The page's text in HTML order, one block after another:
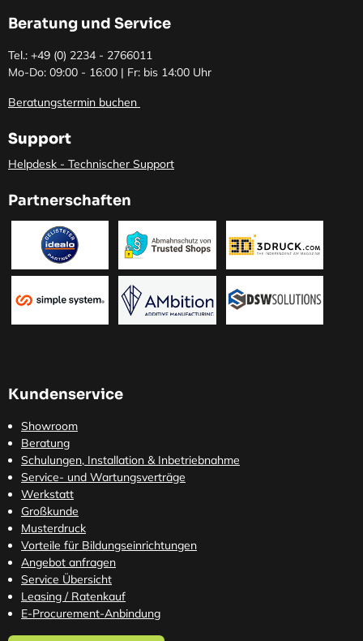
Beratung und Service
Tel.: +49 (0) 2234 - 2766011
Mo-Do: 09:00 - 16:00 | Fr: bis 14:00 Uhr
Beratungstermin buchen
Support
Helpdesk - Technischer Support
Partnerschaften
Kundenservice
Showroom
Beratung
Schulungen, Installation & Inbetriebnahme
Service- und Wartungsverträge
Werkstatt
Großkunde
Musterdruck
Vorteile für Bildungseinrichtungen
Angebot anfragen
Service Übersicht
Leasing / Ratenkauf
E-Procurement-Anbindung